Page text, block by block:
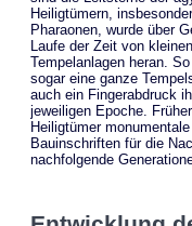
Heiligtümern,
Pharaonen, wurde über
Laufe der Zeit von
Tempelanlagen heran.
sogar eine ganze
auch ein Fingerabdruck
jeweiligen Epoche.
Heiligtümer
Bauinschriften für die
nachfolgende